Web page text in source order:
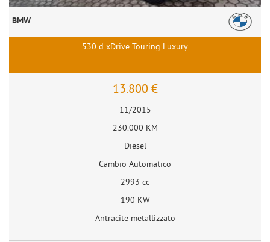
BMW
530 d xDrive Touring Luxury
13.800 €
11/2015
230.000 KM
Diesel
Cambio Automatico
2993 cc
190 KW
Antracite metallizzato